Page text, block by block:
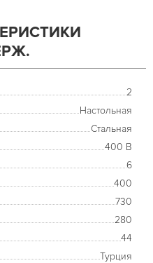
2
Настольная
Стальная
400 В
6
400
730
280
44
Турция